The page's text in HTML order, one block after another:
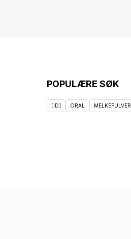
POPULÆRE SØK
[ID] ORAL MELKEPULVER